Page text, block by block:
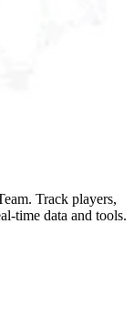
Track players,
time data and tools.